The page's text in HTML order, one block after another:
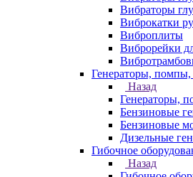
Вибраторы
Виброкатки
Виброплиты
Виброрейки
Генераторы, помпы,
Назад
Генераторы,
Бензиновые
Бензиновые
Дизельные
Гибочное
Назад